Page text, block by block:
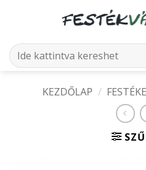
Keresés
a
KEZDŐLAP /